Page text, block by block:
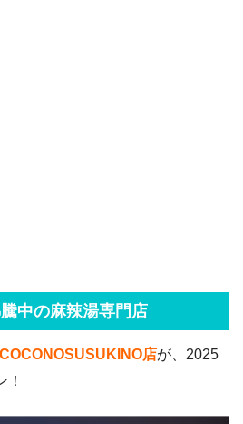
中の麻辣湯専門店
店が、2025